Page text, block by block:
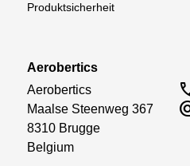
Produktsicherheit
Aerobertics
Aerobertics
Maalse Steenweg 367
8310 Brugge
Belgium